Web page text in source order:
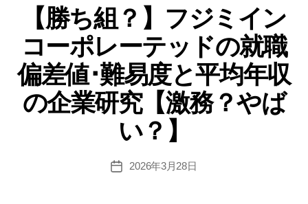
就
職
偏
差
値･
難
易
平
ー
【勝ち組？】フジミイン
コーポレーテッドの就職
偏差値･難易度と平均年収
の企業研究【激務？やば
い？】
投
2026年3月28日